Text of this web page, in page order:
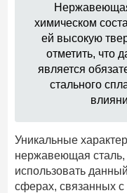
химическом
ей высокую
отметить, что
является
стального
Уникальные
нержавеющая
использовать
сферах, связанных с